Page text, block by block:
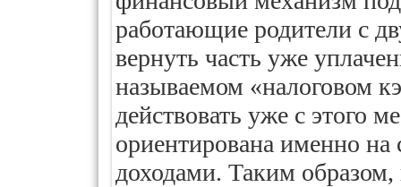
работающие родители с
вернуть часть уже
называемом «налоговом
действовать уже с этого
ориентирована именно
доходами. Таким